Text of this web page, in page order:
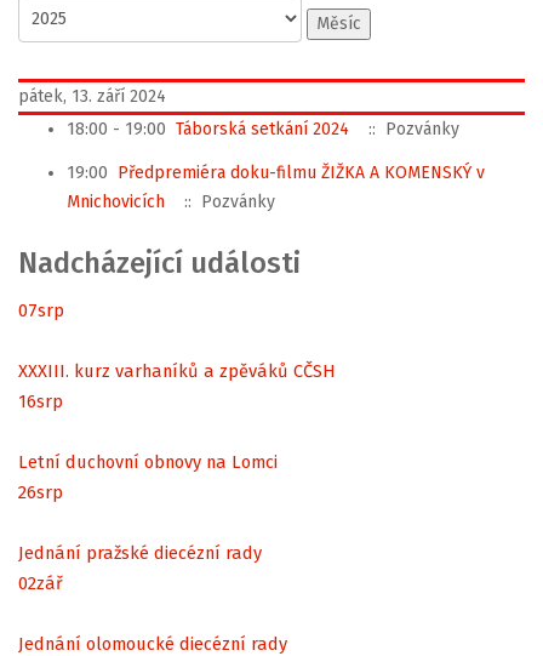
Měsíc
pátek, 13. září 2024
18:00 - 19:00 Táborská setkání 2024 :: Pozvánky
19:00 Předpremiéra doku-filmu ŽIŽKA A KOMENSKÝ v
Mnichovicích
:: Pozvánky
Nadcházející události
07srp
XXXIII. kurz varhaníků a zpěváků CČSH
16srp
Letní duchovní obnovy na Lomci
26srp
Jednání pražské diecézní rady
02zář
Jednání olomoucké diecézní rady